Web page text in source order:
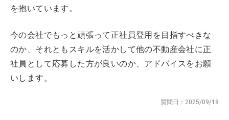
を抱いています。
今の会社でもっと頑張って正社員登用を目指すべきな
のか、それともスキルを活かして他の不動産会社に正
社員として応募した方が良いのか、アドバイスをお願
いします。
質問日： 2025/09/18